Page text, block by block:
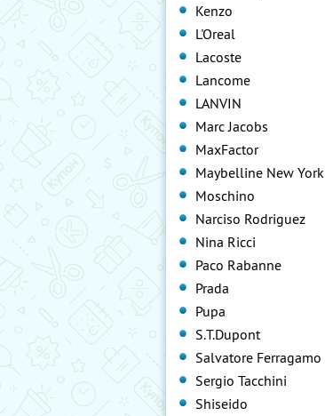
Kenzo
L'Oreal
Lacoste
Lancome
LANVIN
Marc Jacobs
MaxFactor
Maybelline New York
Moschino
Narciso Rodriguez
Nina Ricci
Paco Rabanne
Prada
Pupa
S.T.Dupont
Salvatore Ferragamo
Sergio Tacchini
Shiseido